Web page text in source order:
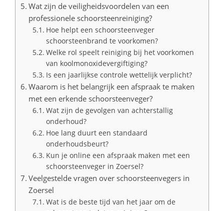
Wat zijn de veiligheidsvoordelen van een
professionele schoorsteenreiniging?
Hoe helpt een schoorsteenveger
schoorsteenbrand te voorkomen?
Welke rol speelt reiniging bij het voorkomen
van koolmonoxidevergiftiging?
Is een jaarlijkse controle wettelijk verplicht?
Waarom is het belangrijk een afspraak te maken
met een erkende schoorsteenveger?
Wat zijn de gevolgen van achterstallig
onderhoud?
Hoe lang duurt een standaard
onderhoudsbeurt?
Kun je online een afspraak maken met een
schoorsteenveger in Zoersel?
Veelgestelde vragen over schoorsteenvegers in
Zoersel
Wat is de beste tijd van het jaar om de